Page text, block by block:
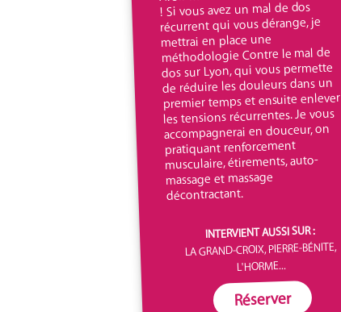
! Si vous avez un mal de dos
récurrent qui vous dérange, je
mettrai en place une
méthodologie Contre le mal de
dos sur Lyon, qui vous permette
de réduire les douleurs dans un
premier temps et ensuite enlever
les tensions récurrentes. Je vous
accompagnerai en douceur, on
pratiquant renforcement
musculaire, étirements, auto-
massage et massage
décontractant.
INTERVIENT AUSSI SUR :
LA GRAND-CROIX, PIERRE-BÉNITE,
L'HORME...
Réserver